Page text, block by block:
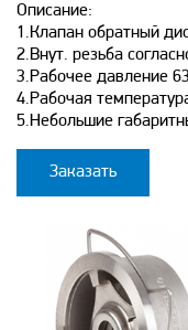
Описание:
1.Клапан обратный
2.Внут. резьба
3.Рабочее давление
4.Рабочая
5.Небольшие
Заказать